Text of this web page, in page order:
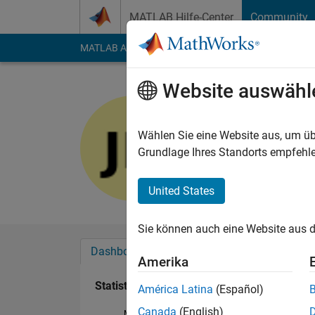
MATLAB Hilfe-Center Community
MATLAB Answers File Exchange Cody
Last seen: etwa 3
Followers:0
Dashboard
Statistik
Website
Wählen Sie eine Website aus, um
Grundlage Ihres Standorts
United States
Sie können auch eine Website aus
Amerika
América Latina (Español)
Canada (English)